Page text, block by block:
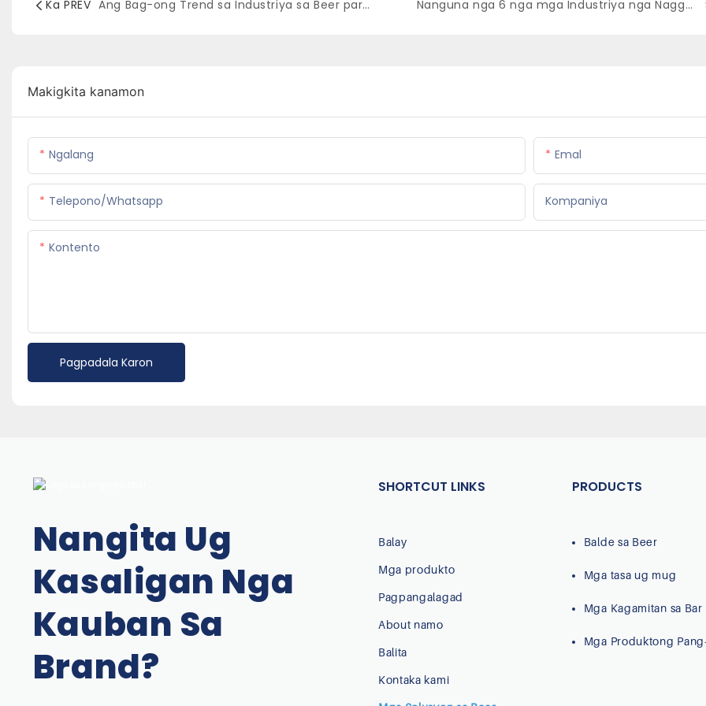
Ka PREV Ang Bag-ong Trend sa Industriya sa Beer para sa 2023 Nanguna nga 6 nga mga Industriya nga Naggamit sa Mga Balde sa Beer: Usa ka Lapad nga Mga Aplikasyon sa Scenario
Makigkita kanamon
Ngalang Emal
Telepono/whatsapp Kompaniya
Kontento
Pagpadala Karon
Nangita Ug
Kasaligan Nga
Kauban Sa
Brand?
SHORTCUT LINKS
Balay
Mga produkto
Pagpangalagad
About namo
Balita
Kontaka kami
PRODUCTS
Balde sa Beer
Mga tasa ug mug
Mga Kagamitan sa Bar
Mga Produktong